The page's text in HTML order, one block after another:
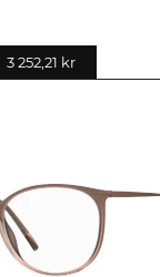
3 252,21 kr